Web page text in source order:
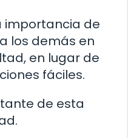
importancia de
los demás en
en lugar de
fáciles.
de esta